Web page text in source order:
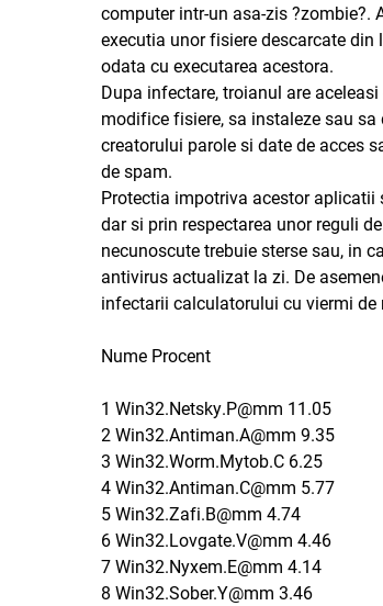
computer intr-un asa-zis ?zombie?.
executia unor fisiere descarcate
odata cu executarea acestora.
Dupa infectare, troianul are
modifice fisiere, sa instaleze sau
creatorului parole si date de acces
de spam.
Protectia impotriva acestor aplicatii
dar si prin respectarea unor reguli
necunoscute trebuie sterse sau, in
antivirus actualizat la zi. De
infectarii calculatorului cu viermi
Nume Procent
1 Win32.Netsky.P@mm 11.05
2 Win32.Antiman.A@mm 9.35
3 Win32.Worm.Mytob.C 6.25
4 Win32.Antiman.C@mm 5.77
5 Win32.Zafi.B@mm 4.74
6 Win32.Lovgate.V@mm 4.46
7 Win32.Nyxem.E@mm 4.14
8 Win32.Sober.Y@mm 3.46